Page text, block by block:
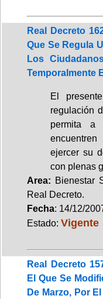
Real Decreto
Que Se Regula
Los
Temporalmente
El
regulación
permita a
ejercer su
con plenas
Area:
Real Decreto.
Fecha: 14/12/
Estado: Vigente
Real Decreto
El Que Se
De Marzo, Por